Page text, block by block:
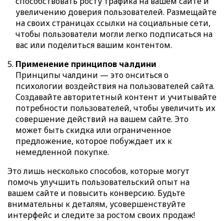
увеличению доверия пользователей. Размещайте
на своих страницах ссылки на социальные сети,
чтобы пользователи могли легко подписаться на
вас или поделиться вашим контентом.
Применение принципов чалдини
Принципы чалдини — это онситься о
психологии воздействия на пользователей сайта.
Создавайте авторитетный контент и учитывайте
потребности пользователей, чтобы увеличить их
совершение действий на вашем сайте. Это
может быть скидка или ограниченное
предложение, которое побуждает их к
немедленной покупке.
Это лишь несколько способов, которые могут
помочь улучшить пользовательский опыт на
вашем сайте и повысить конверсию. Будьте
внимательны к деталям, усовершенствуйте
интерфейс и следите за ростом своих продаж!